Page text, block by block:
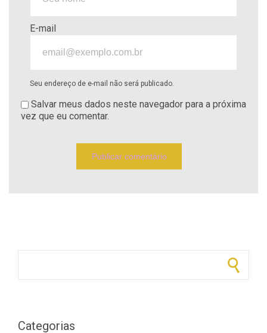
E-mail
Seu endereço de e-mail não será publicado.
Salvar meus dados neste navegador para a próxima
vez que eu comentar.
Categorias